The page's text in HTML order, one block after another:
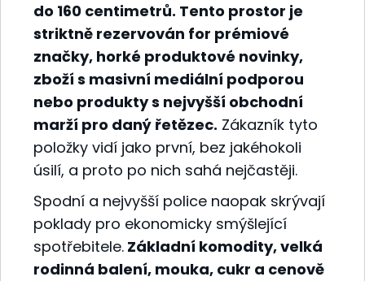
do 160 centimetrů. Tento prostor je
striktně rezervován for prémiové
značky, horké produktové novinky,
zboží s masivní mediální podporou
nebo produkty s nejvyšší obchodní
marží pro daný řetězec. Zákazník tyto
položky vidí jako první, bez jakéhokoli
úsilí, a proto po nich sahá nejčastěji.
Spodní a nejvyšší police naopak skrývají
poklady pro ekonomicky smýšlející
spotřebitele. Základní komodity, velká
rodinná balení, mouka, cukr a cenově